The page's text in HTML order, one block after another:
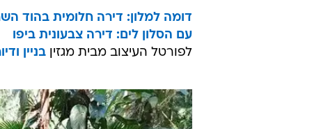
דומה למלון: דירה חלומית בהוד
עם הסלון לים: דירה צבעונית ביפו
לפורטל העיצוב מבית מגזין בניין